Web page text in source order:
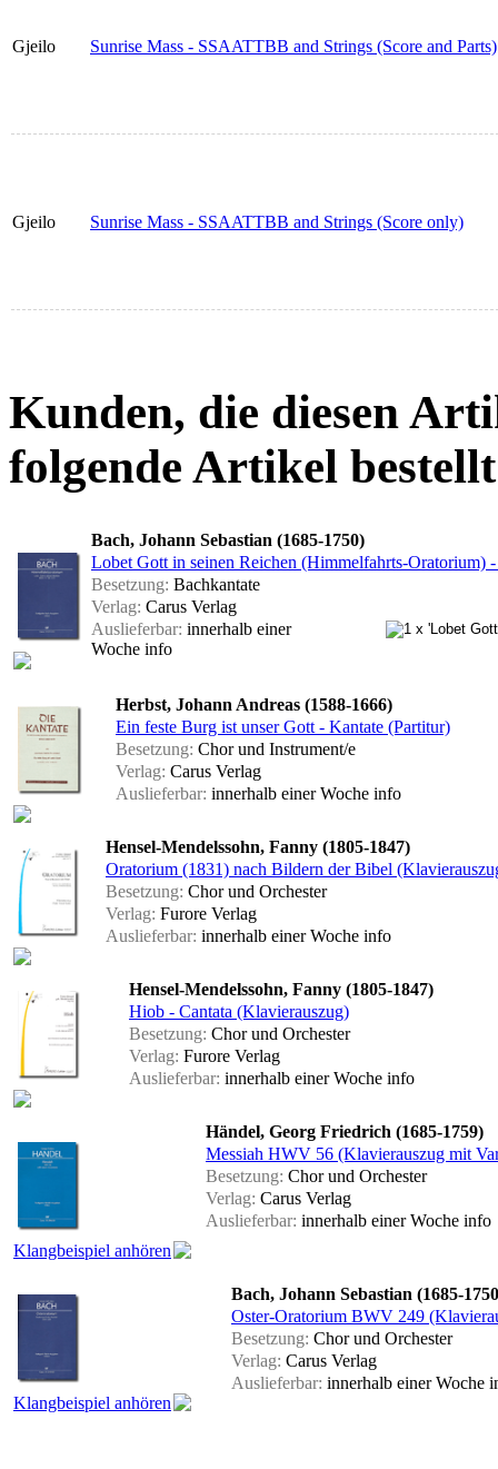
Gjeilo Sunrise Mass - SSAATTBB and Strings (Score and Parts)
Gjeilo Sunrise Mass - SSAATTBB and Strings (Score only)
Kunden, die diesen
folgende Artikel
Bach, Johann Sebastian (1685-1750)
Lobet Gott in seinen Reichen (Himmelfahrts-Oratorium)
Besetzung: Bachkantate
Verlag: Carus Verlag
Auslieferbar: innerhalb einer
Woche info
Herbst, Johann Andreas (1588-1666)
Ein feste Burg ist unser Gott - Kantate (Partitur)
Besetzung: Chor und Instrument/e
Verlag: Carus Verlag
Auslieferbar: innerhalb einer Woche info
Hensel-Mendelssohn, Fanny (1805-1847)
Oratorium (1831) nach Bildern der Bibel
Besetzung: Chor und Orchester
Verlag: Furore Verlag
Auslieferbar: innerhalb einer Woche info
Hensel-Mendelssohn, Fanny (1805-1847)
Hiob - Cantata (Klavierauszug)
Besetzung: Chor und Orchester
Verlag: Furore Verlag
Auslieferbar: innerhalb einer Woche info
Klangbeispiel anhören
Händel, Georg Friedrich (1685-1759)
Messiah HWV 56 (Klavierauszug mit
Besetzung: Chor und Orchester
Verlag: Carus Verlag
Auslieferbar: innerhalb einer Woche info
Klangbeispiel anhören
Bach, Johann Sebastian (1685-
Oster-Oratorium BWV 249
Besetzung: Chor und Orchester
Verlag: Carus Verlag
Auslieferbar: innerhalb einer Woche